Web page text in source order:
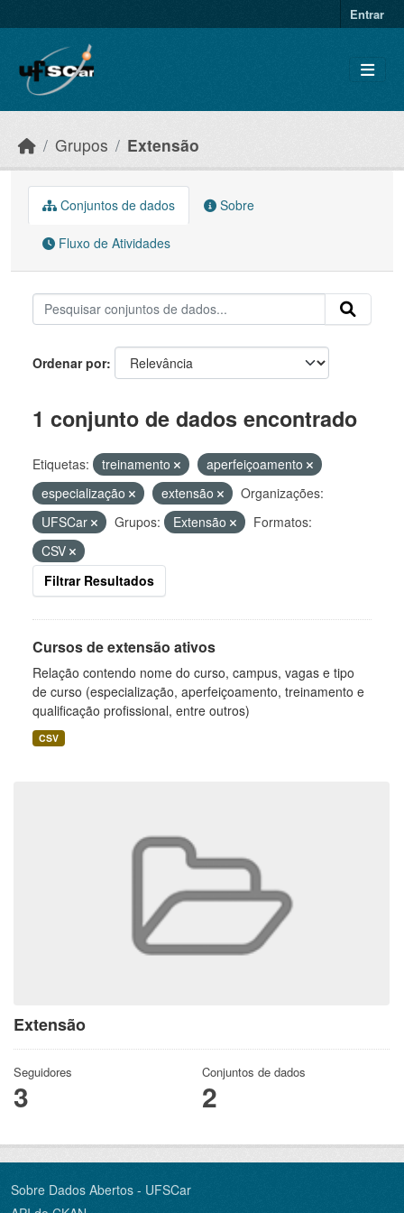
Entrar
Grupos Extensão
Extensão
Seguidores
3
Conjuntos de dados
2
Conjuntos de dados Sobre
Fluxo de Atividades
Ordenar por
1 conjunto de dados encontrado
Etiquetas: treinamento
aperfeiçoamento
especialização
extensão
Organizações:
UFSCar
Grupos: Extensão
Formatos:
CSV
Filtrar Resultados
Cursos de extensão ativos
Relação contendo nome do curso, campus, vagas e tipo
de curso (especialização, aperfeiçoamento, treinamento e
qualificação profissional, entre outros)
CSV
Sobre Dados Abertos - UFSCar